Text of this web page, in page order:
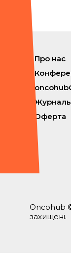
Про нас
Оферта
Oncohub
захищені.